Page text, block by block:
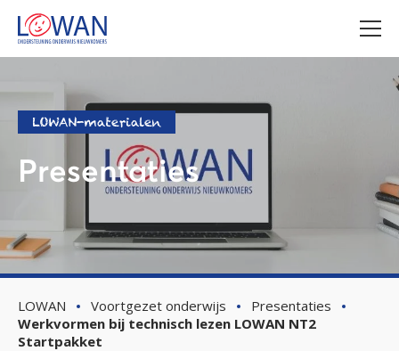
LOWAN-materialen
Presentaties
LOWAN Voortgezet onderwijs
Presentaties
Werkvormen bij technisch lezen LOWAN NT2
Startpakket